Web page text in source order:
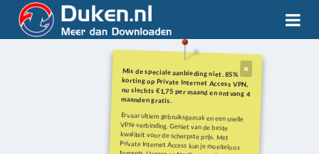
Mis de speciale aanbieding niet. 85%
korting op Private Internet Access VPN,
nu slechts €1,75 per maand en ontvang 4
maanden gratis.
Ervaar ultiem gebruiksgemak en een snelle
VPN-verbinding. Geniet van de beste
kwaliteit voor de scherpste prijs. Met
Private Internet Access kun je moeiteloos
torrents, Usenet en Netflix gebruiken! En
geld-terug-garantie van 30 dagen, dus je